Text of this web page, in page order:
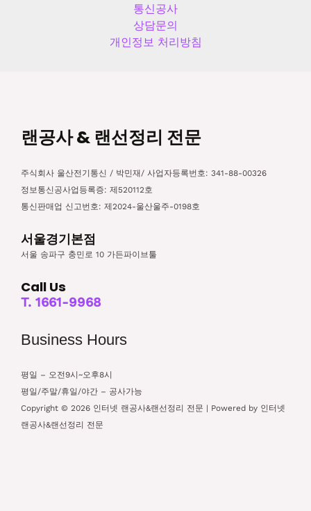
통신공사
상담문의
개인정보 처리방침
랜공사 & 랜선정리 전문
주식회사 울산전기통신 / 박민재/ 사업자등록번호: 341-88-00326
정보통신공사업등록증: 제520112호
통신판매업 신고번호: 제2024-울산울주-0198호
서울경기본점
서울 송파구 충민로 10 가든파이브툴
Call Us
T. 1661-9968
Business Hours
평일 – 오전9시~오후8시
평일/주말/휴일/야간 – 공사가능
Copyright © 2026 인터넷 랜공사&랜선정리 전문 | Powered by 인터넷
랜공사&랜선정리 전문